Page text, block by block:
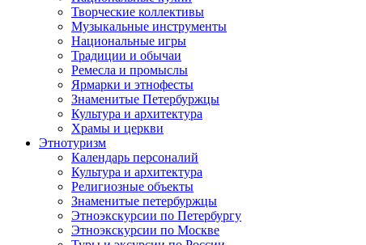
Творческие коллективы
Музыкальные инструменты
Национальные игры
Традиции и обычаи
Ремесла и промыслы
Ярмарки и этнофесты
Знаменитые Петербуржцы
Культура и архитектура
Храмы и церкви
Этнотуризм
Календарь персоналий
Культура и архитектура
Религиозные объекты
Знаменитые петербуржцы
Этноэкскурсии по Петербургу
Этноэкскурсии по Москве